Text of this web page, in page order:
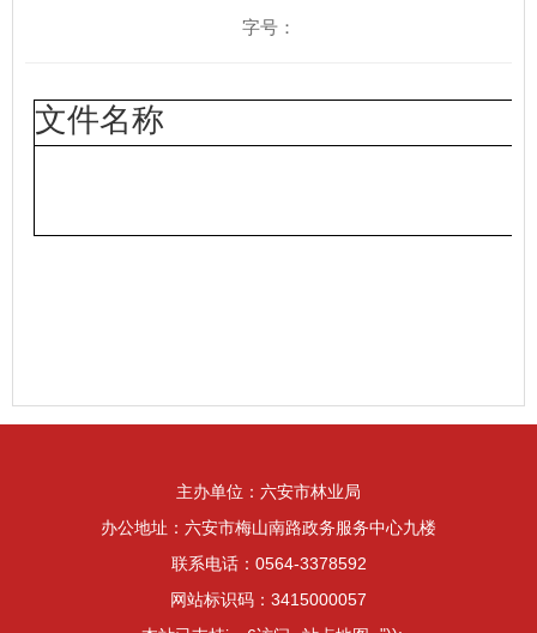
字号：
文件名称
主办单位：六安市林业局
办公地址：六安市梅山南路政务服务中心九楼
联系电话：0564-3378592
网站标识码：3415000057